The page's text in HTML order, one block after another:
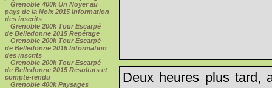
Grenoble 400k Un Noyer au
pays de la Noix 2015 Information
des inscrits
Grenoble 200k Tour Escarpé
de Belledonne 2015 Repérage
Grenoble 200k Tour Escarpé
de Belledonne 2015 Information
des inscrits
Grenoble 200k Tour Escarpé
de Belledonne 2015 Résultats et
compte-rendu
Grenoble 400k Paysages
Deux heures plus tard,